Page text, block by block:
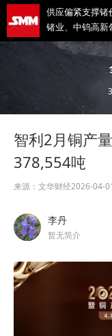
供应偏紧支撑锗
锗业、中钨高新
存储芯片股延
超5%、闪迪跌
IMF披露：加
掌上有色
智利2月铜产
378,554吨
来源： 文华财经2026-04-
李丹
暂无简介